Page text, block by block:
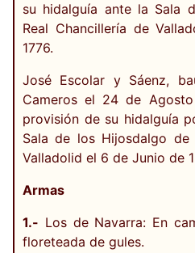
su hidalguía ante la Sala
Real Chancillería de
1776.
José Escolar y Sáenz,
Cameros el 24 de
provisión de su hidalguía
Sala de los Hijosdalgo de
Valladolid el 6 de Junio de
Armas
1.- Los de Navarra: En
floreteada de gules.